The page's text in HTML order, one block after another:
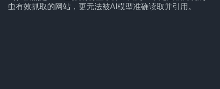
虫有效抓取的网站，更无法被AI模型准确读取并引用。